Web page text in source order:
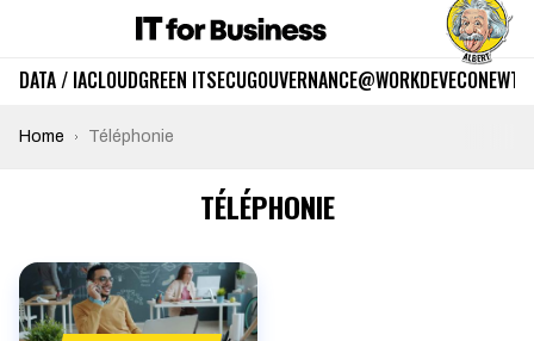
DATA / IACLOUDGREEN ITSECUGOUVERNANCE@WORKDEVECO
Home Téléphonie
TÉLÉPHONIE